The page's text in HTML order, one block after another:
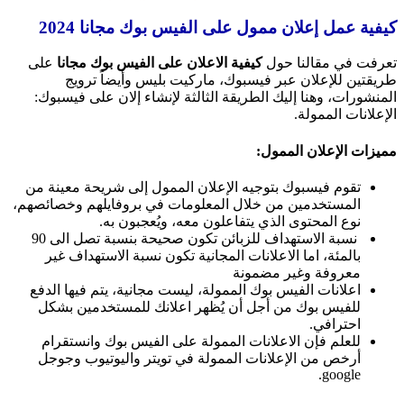
كيفية عمل إعلان ممول على الفيس بوك مجانا 2024
تعرفت في مقالنا حول كيفية الاعلان على الفيس بوك مجانا على
طريقتين للإعلان عبر فيسبوك، ماركيت بليس وأيضاً ترويج
المنشورات، وهنا إليك الطريقة الثالثة لإنشاء إلان على فيسبوك:
الإعلانات الممولة.
مميزات الإعلان الممول:
تقوم فيسبوك بتوجيه الإعلان الممول إلى شريحة معينة من
المستخدمين من خلال المعلومات في بروفايلهم وخصائصهم،
نوع المحتوى الذي يتفاعلون معه، ويُعجبون به.
نسبة الاستهداف للزبائن تكون صحيحة بنسبة تصل الى 90
بالمئة، اما الاعلانات المجانية تكون نسبة الاستهداف غير
معروفة وغير مضمونة
اعلانات الفيس بوك الممولة، ليست مجانية، يتم فيها الدفع
للفيس بوك من أجل أن يُظهر اعلانك للمستخدمين بشكل
احترافي.
للعلم فإن الاعلانات الممولة على الفيس بوك وانستقرام
أرخص من الإعلانات الممولة في تويتر واليوتيوب وجوجل
google.